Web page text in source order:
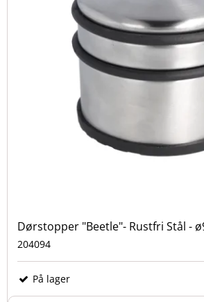
Dørstopper "Beetle"- Rustfri Stål -
204094
På lager